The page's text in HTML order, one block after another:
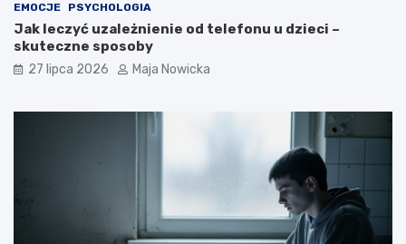
EMOCJE PSYCHOLOGIA
Jak leczyć uzależnienie od telefonu u dzieci –
skuteczne sposoby
27 lipca 2026 Maja Nowicka